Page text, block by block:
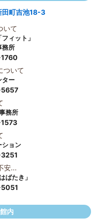
田町吉池18-3
いて
ィット」
務所
ついて
ター
務所
ション
安...
ばたき」
内